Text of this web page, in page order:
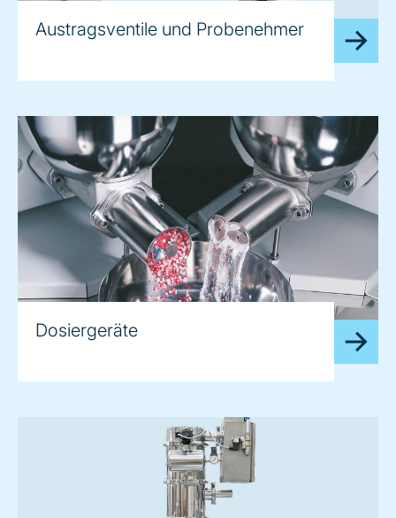
Austragsventile und Probenehmer
Dosiergeräte